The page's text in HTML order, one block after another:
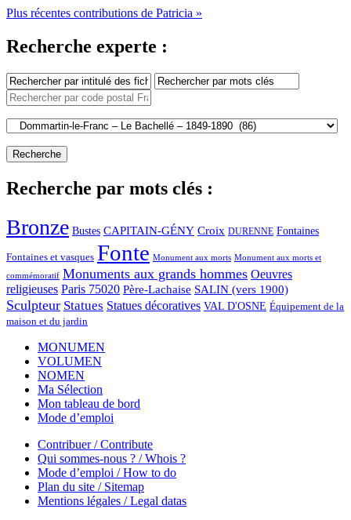
Plus récentes contributions de Patricia »
Recherche experte :
Recherche par mots clés :
Bronze Bustes CAPITAIN-GÉNY Croix DURENNE Fontaines
Fontaines et vasques Fonte Monument aux morts Monument aux morts et
commémoratif Monuments aux grands hommes Oeuvres
religieuses Paris 75020 Père-Lachaise SALIN (vers 1900)
Sculpteur Statues Statues décoratives VAL D'OSNE Équipement de la
maison et du jardin
MONUMEN
VOLUMEN
NOMEN
Ma Sélection
Mon tableau de bord
Mode d’emploi
Contribuer / Contribute
Qui sommes-nous ? / Whois ?
Mode d’emploi / How to do
Plan du site / Sitemap
Mentions légales / Legal datas